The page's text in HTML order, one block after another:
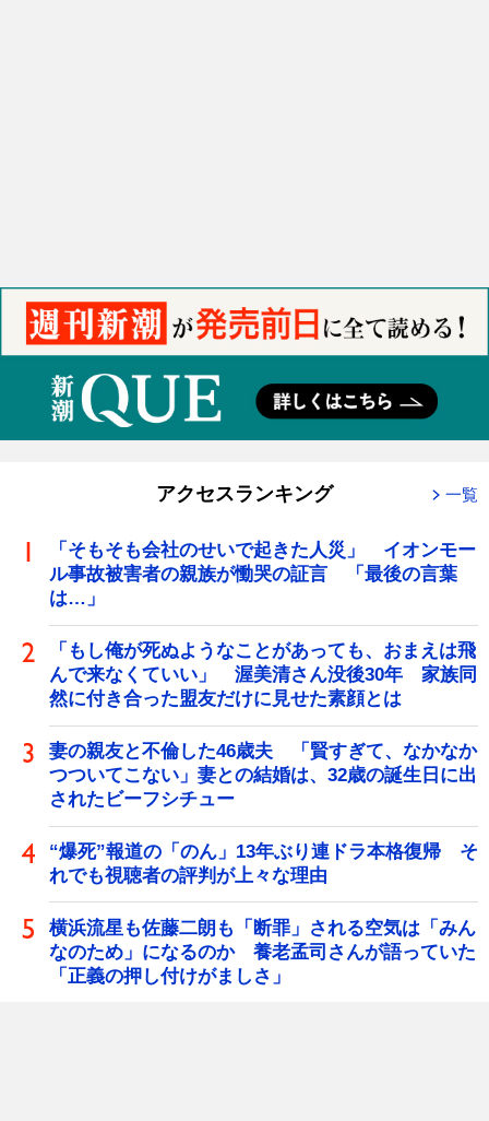
アクセスランキング 一覧
「そもそも会社のせいで起きた人災」 イオンモー
ル事故被害者の親族が慟哭の証言 「最後の言葉
は…」
「もし俺が死ぬようなことがあっても、おまえは飛
んで来なくていい」 渥美清さん没後30年 家族同
然に付き合った盟友だけに見せた素顔とは
妻の親友と不倫した46歳夫 「賢すぎて、なかなか
つついてこない」妻との結婚は、32歳の誕生日に出
されたビーフシチュー
“爆死”報道の「のん」13年ぶり連ドラ本格復帰 そ
れでも視聴者の評判が上々な理由
横浜流星も佐藤二朗も「断罪」される空気は「みん
なのため」になるのか 養老孟司さんが語っていた
「正義の押し付けがましさ」